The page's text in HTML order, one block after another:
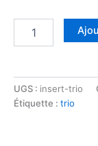
UGS : insert-trio
Étiquette : trio